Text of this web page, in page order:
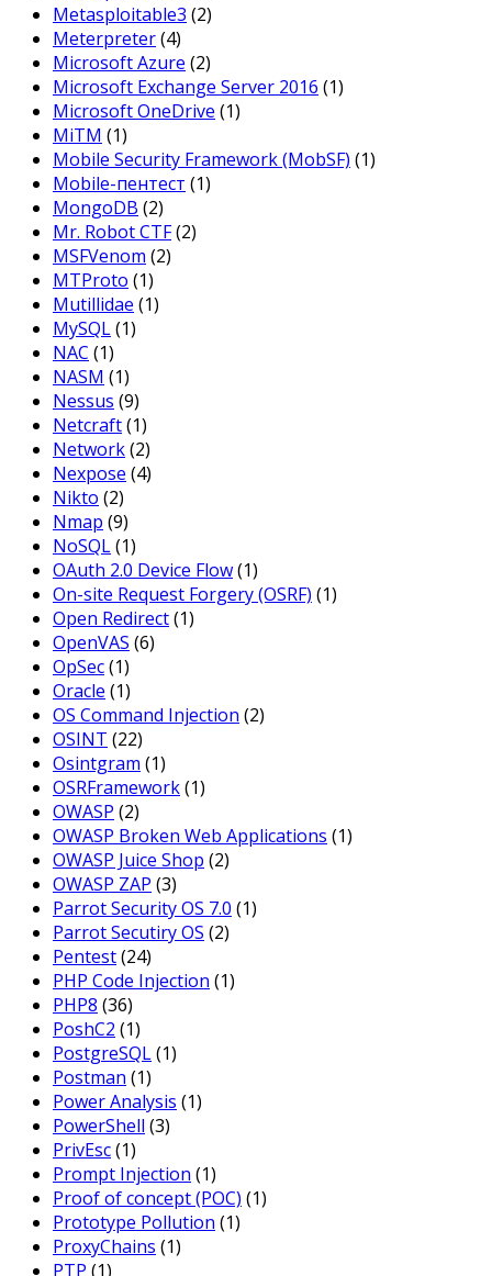
Metasploitable3 (2)
Meterpreter(4)
Microsoft Azure (2)
Microsoft Exchange Server 2016 (1)
Microsoft OneDrive (1)
MiTM (1)
Mobile Security Framework (MobSF) (1)
Mobile-пентест (1)
MongoDB (2)
Mr. Robot CTF(2)
MSFVenom (2)
MTProto (1)
Mutillidae (1)
MySQL(1)
NAC (1)
NASM (1)
Nessus (9)
Netcraft(1)
Network(2)
Nexpose (4)
Nikto (2)
Nmap (9)
NoSQL(1)
OAuth 2.0 Device Flow(1)
On-site Request Forgery (OSRF) (1)
Open Redirect(1)
OpenVAS (6)
OpSec(1)
Oracle (1)
OS Command Injection (2)
OSINT (22)
Osintgram (1)
OSRFramework(1)
OWASP (2)
OWASP Broken Web Applications (1)
OWASP Juice Shop (2)
OWASP ZAP (3)
Parrot Security OS 7.0 (1)
Parrot Secutiry OS (2)
Pentest(24)
PHP Code Injection (1)
PHP8 (36)
PoshC2 (1)
PostgreSQL(1)
Postman (1)
Power Analysis (1)
PowerShell (3)
PrivEsc(1)
Prompt Injection (1)
Proof of concept (POC) (1)
Prototype Pollution (1)
ProxyChains (1)
PTP (1)